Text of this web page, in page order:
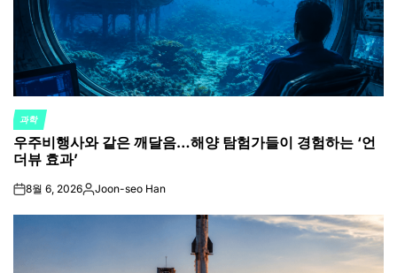
POSTED
IN
과학
우주비행사와 같은 깨달음…해양 탐험가들이 경험하는 ‘언
더뷰 효과’
on8월 6, 2026Posted
Joon-seo Han